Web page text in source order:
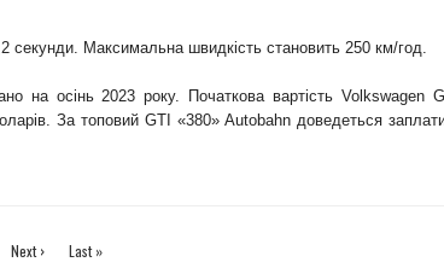
секунди. Максимальна швидкість становить 250 км/год.
на осінь 2023 року. Початкова вартість Volkswagen
За топовий GTI «380» Autobahn доведеться
Next › Last »